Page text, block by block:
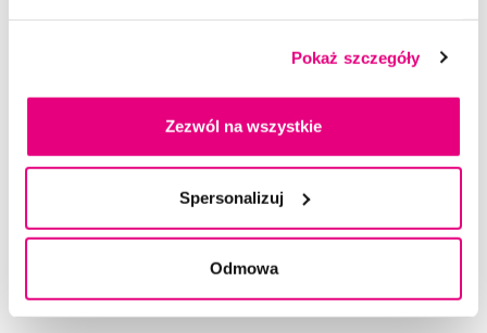
Pokaż szczegóły
Zezwól na wszystkie
Spersonalizuj
Odmowa
Promocja
Tweezerman nożyczki do paznokci
4,5/5 (87x)